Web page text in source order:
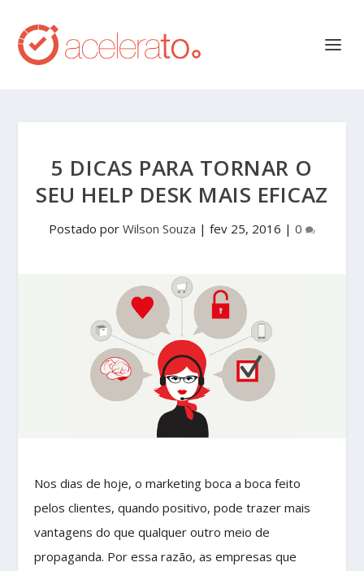
5 DICAS PARA TORNAR O
SEU HELP DESK MAIS EFICAZ
Postado por Wilson Souza | fev 25, 2016 | 0
Nos dias de hoje, o marketing boca a boca feito
pelos clientes, quando positivo, pode trazer mais
vantagens do que qualquer outro meio de
propaganda. Por essa razão, as empresas que